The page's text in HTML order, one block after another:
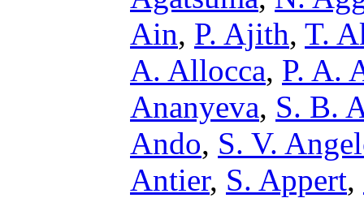
Ain, P. Ajith, T.
A. Allocca, P. A.
Ananyeva, S. B.
Ando, S. V.
Antier, S. Appert,